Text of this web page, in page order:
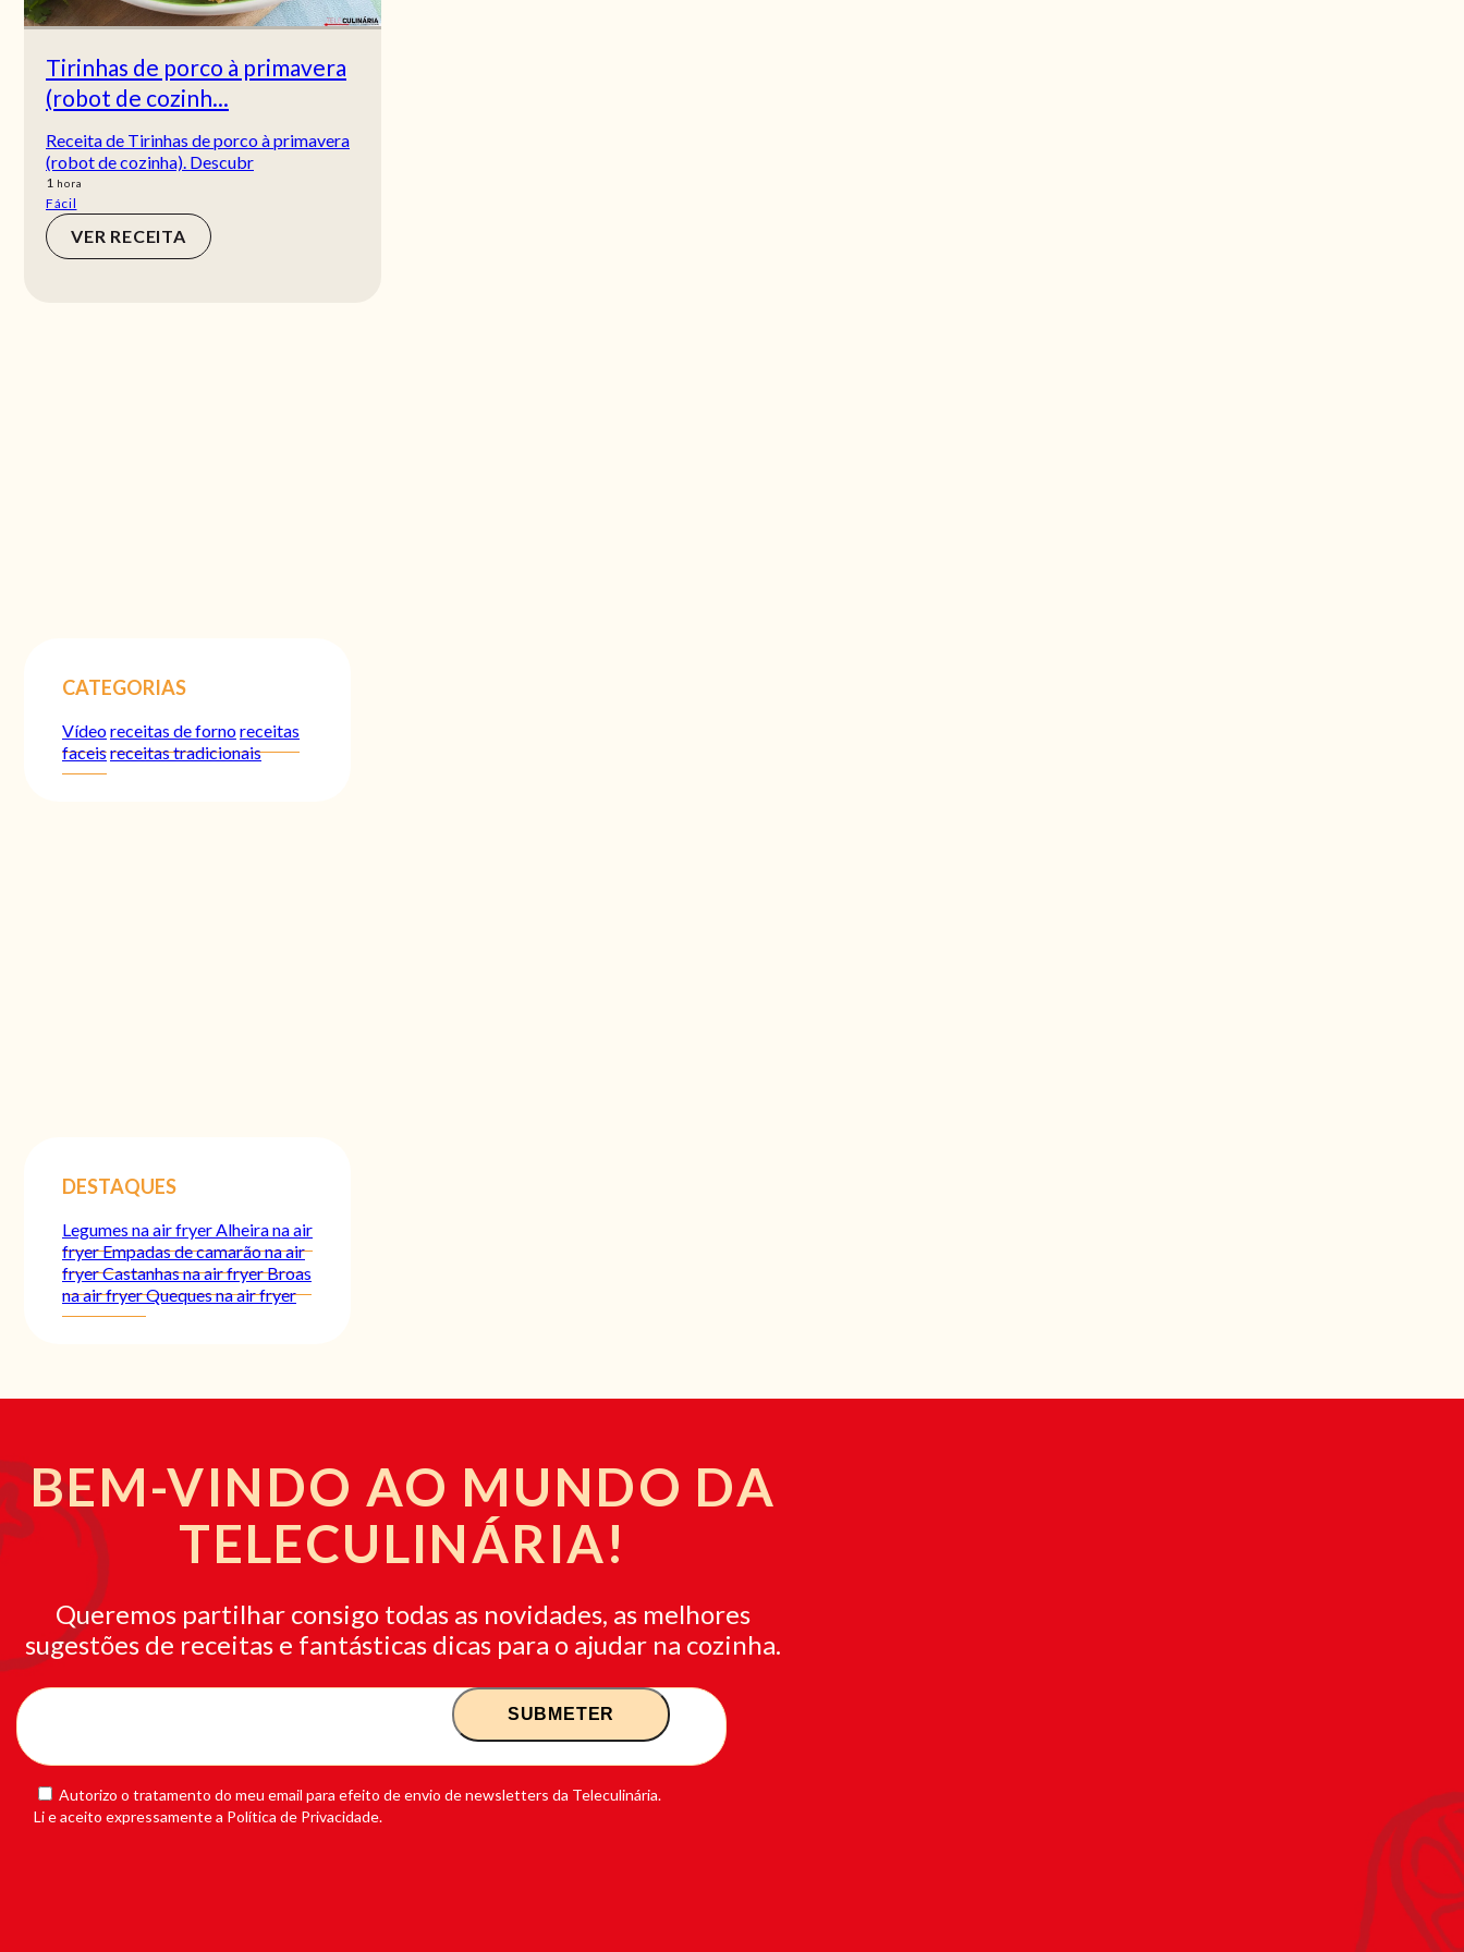
Tirinhas de porco à primavera
(robot de cozinh...
Receita de Tirinhas de porco à primavera
(robot de cozinha). Descubr
1 hora
hora
Fácil
VER RECEITA
CATEGORIAS
Vídeoreceitas de fornoreceitas
faceisreceitas tradicionais
DESTAQUES
Legumes na air fryerAlheira na air
fryerEmpadas de camarão na air
fryerCastanhas na air fryerBroas
na air fryerQueques na air fryer
BEM-VINDO AO MUNDO DA
TELECULINÁRIA!
Queremos partilhar consigo todas as novidades, as melhores
sugestões de receitas e fantásticas dicas para o ajudar na cozinha.
Autorizo o tratamento do meu email para efeito de envio de newsletters da Teleculinária.
Li e aceito expressamente a Política de Privacidade.